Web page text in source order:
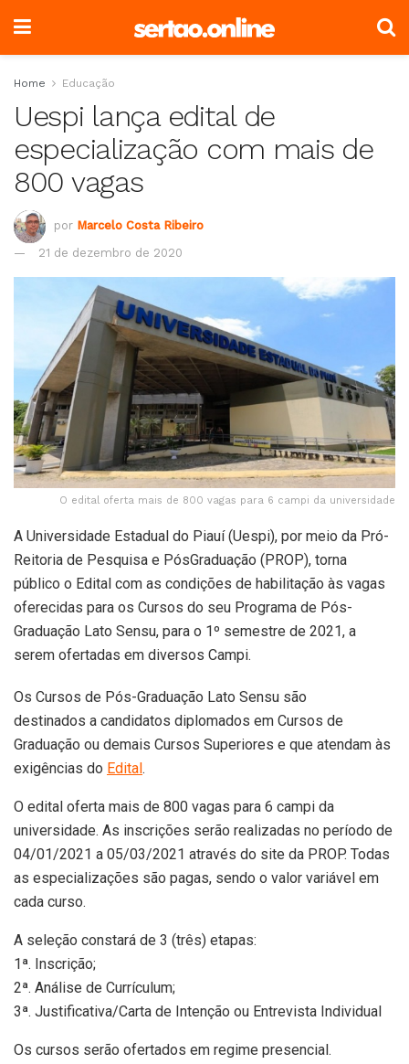
Home Educação
Uespi lança edital de
especialização com mais de
800 vagas
por Marcelo Costa Ribeiro
21 de dezembro de 2020
O edital oferta mais de 800 vagas para 6 campi da universidade
A Universidade Estadual do Piauí (Uespi), por meio da Pró-
Reitoria de Pesquisa e PósGraduação (PROP), torna
público o Edital com as condições de habilitação às vagas
oferecidas para os Cursos do seu Programa de Pós-
Graduação Lato Sensu, para o 1º semestre de 2021, a
serem ofertadas em diversos Campi.
Os Cursos de Pós-Graduação Lato Sensu são
destinados a candidatos diplomados em Cursos de
Graduação ou demais Cursos Superiores e que atendam às
exigências do Edital .
O edital oferta mais de 800 vagas para 6 campi da
universidade. As inscrições serão realizadas no período de
04/01/2021 a 05/03/2021 através do site da PROP. Todas
as especializações são pagas, sendo o valor variável em
cada curso.
A seleção constará de 3 (três) etapas:
1ª. Inscrição;
2ª. Análise de Currículum;
3ª. Justificativa/Carta de Intenção ou Entrevista Individual
Os cursos serão ofertados em regime presencial.